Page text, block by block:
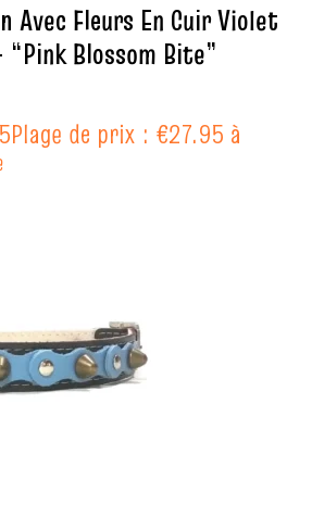
Avec Fleurs En Cuir Violet
“Pink Blossom Bite”
Plage de prix : €27.95 à